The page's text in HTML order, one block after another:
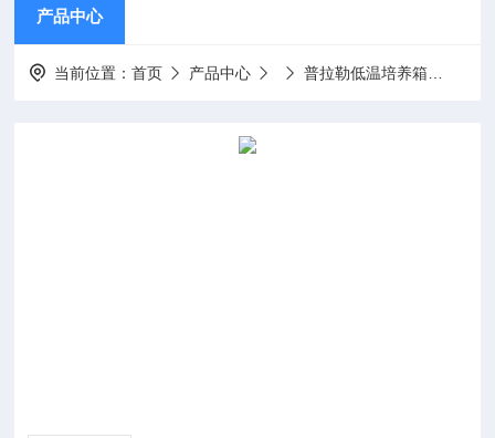
产品中心
当前位置：首页 产品中心 普拉勒低温培养箱